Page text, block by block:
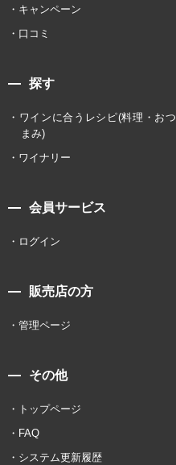
キャンペーン
口コミ
探す
ワインに合うレシピ(料理・おつ
まみ)
ワイナリー
会員サービス
ログイン
販売店の方
管理ページ
その他
トップページ
FAQ
システム更新履歴